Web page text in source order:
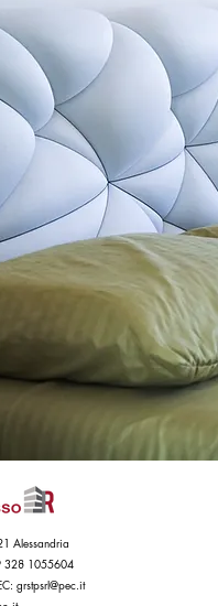
Alessandria
328 1055604
grstpsrl@pec.it